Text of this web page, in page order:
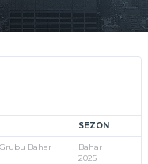
SEZON
Bahar
Bahar
2025